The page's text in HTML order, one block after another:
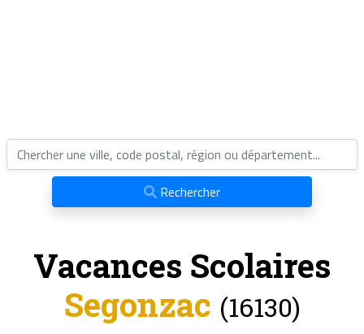
Rechercher
Vacances Scolaires
Segonzac (16130)